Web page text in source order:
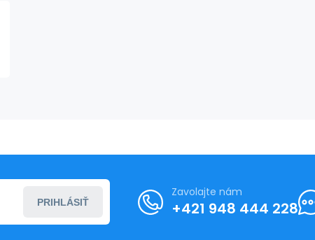
PRIHLÁSIŤ
Zavolajte nám
+421 948 444 228